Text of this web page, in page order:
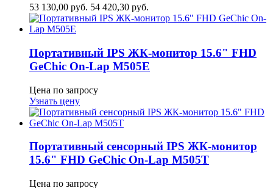
53 130,00 руб. 54 420,30 руб.
Портативный IPS ЖК-монитор 15.6" FHD
GeСhic On-Lap M505E
Цена по запросу
Узнать цену
Портативный сенсорный IPS ЖК-монитор
15.6" FHD GeСhic On-Lap M505T
Цена по запросу